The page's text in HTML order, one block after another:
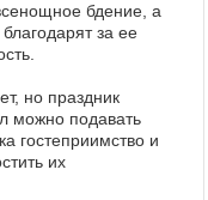
бдение, а
за ее
но праздник
можно подавать
гостеприимство и
их